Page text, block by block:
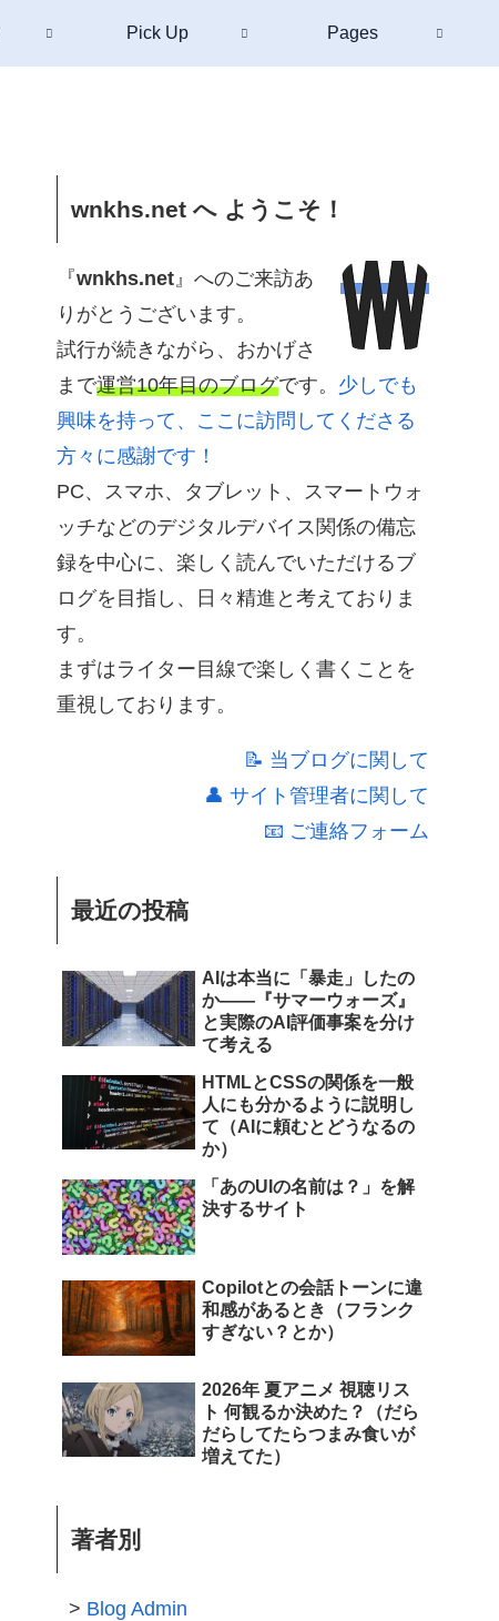
Pick Up Pages
wnkhs.net へ ようこそ！
『wnkhs.net 』へのご来訪あ
りがとうございます。
試行が続きながら、おかげさ
まで運営10年目のブログです。 少しでも
興味を持って、ここに訪問してくださる
方々に感謝です！
PC、スマホ、タブレット、スマートウォ
ッチなどのデジタルデバイス関係の備忘
録を中心に、楽しく読んでいただけるブ
ログを目指し、日々精進と考えておりま
す。
まずはライター目線で楽しく書くことを
重視しております。
📝 当ブログに関して
👤 サイト管理者に関して
📧 ご連絡フォーム
最近の投稿
AIは本当に「暴走」したの
か――『サマーウォーズ』
と実際のAI評価事案を分け
て考える
HTMLとCSSの関係を一般
人にも分かるように説明し
て（AIに頼むとどうなるの
か）
「あのUIの名前は？」を解
決するサイト
Copilotとの会話トーンに違
和感があるとき（フランク
すぎない？とか）
2026年 夏アニメ 視聴リス
ト 何観るか決めた？（だら
だらしてたらつまみ食いが
増えてた）
著者別
Blog Admin